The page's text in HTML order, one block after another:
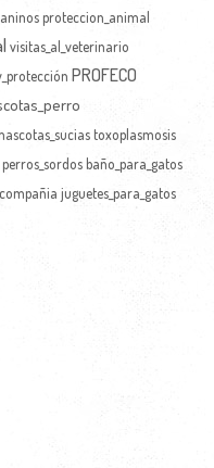
proteccion_animal
visitas_al_veterinario
PROFECO
toxoplasmosis
perros_sordos baño_para_gatos
juguetes_para_gatos